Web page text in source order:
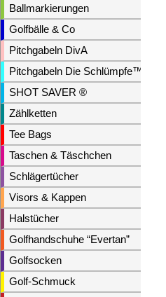
Ballmarkierungen
Golfbälle & Co
Pitchgabeln DivA
Pitchgabeln Die Schlümpfe™
SHOT SAVER ®
Zählketten
Tee Bags
Taschen & Täschchen
Schlägertücher
Visors & Kappen
Halstücher
Golfhandschuhe “Evertan”
Golfsocken
Golf-Schmuck